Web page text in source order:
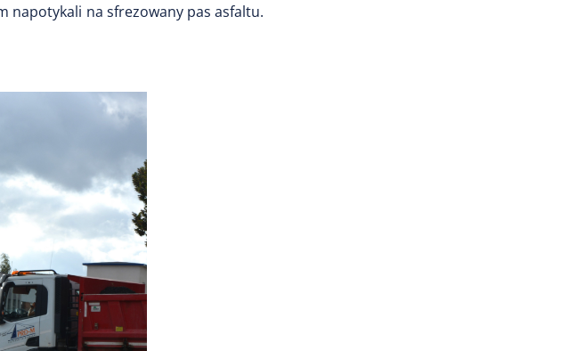
napotykali na sfrezowany pas asfaltu.